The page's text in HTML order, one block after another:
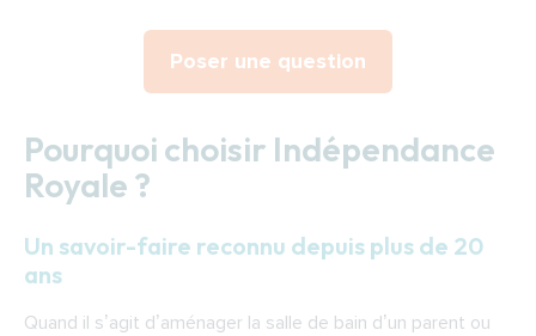
Poser une question
Pourquoi choisir Indépendance
Royale ?
Un savoir-faire reconnu depuis plus de 20
ans
Quand il s’agit d’aménager la salle de bain d’un parent ou